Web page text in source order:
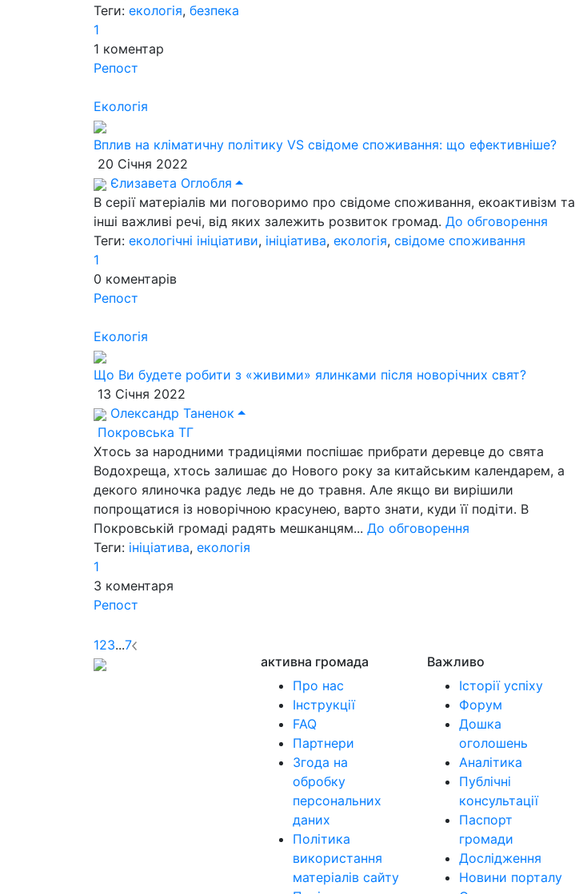
Теги: екологія, безпека
1
1 коментар
Репост
Екологія
Вплив на кліматичну політику VS свідоме споживання: що ефективніше?
20 Січня 2022
Єлизавета Оглобля
В серії матеріалів ми поговоримо про свідоме споживання, екоактивізм та
інші важливі речі, від яких залежить розвиток громад. До обговорення
Теги: екологічні ініціативи, ініціатива, екологія, свідоме споживання
1
0 коментарів
Репост
Екологія
Що Ви будете робити з «живими» ялинками після новорічних свят?
13 Січня 2022
Олександр Таненок
Покровська ТГ
Хтось за народними традиціями поспішає прибрати деревце до свята
Водохреща, хтось залишає до Нового року за китайським календарем, а
декого ялиночка радує ледь не до травня. Але якщо ви вирішили
попрощатися із новорічною красунею, варто знати, куди її подіти. В
Покровській громаді радять мешканцям... До обговорення
Теги: ініціатива, екологія
1
3 коментаря
Репост
123...7
активна громада
Про нас
Інструкції
FAQ
Партнери
Згода на
обробку
персональних
даних
Політика
використання
матеріалів сайту
Важливо
Історії успіху
Форум
Дошка
оголошень
Аналітика
Публічні
консультації
Паспорт
громади
Дослідження
Новини порталу